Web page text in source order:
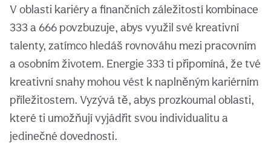
V oblasti kariéry a finančních záležitostí kombinace
333 a 666 povzbuzuje, abys využil své kreativní
talenty, zatímco hledáš rovnováhu mezi pracovním
a osobním životem. Energie 333 ti připomíná, že tvé
kreativní snahy mohou vést k naplněným kariérním
příležitostem. Vyzývá tě, abys prozkoumal oblasti,
které ti umožňují vyjádřit svou individualitu a
jedinečné dovednosti.